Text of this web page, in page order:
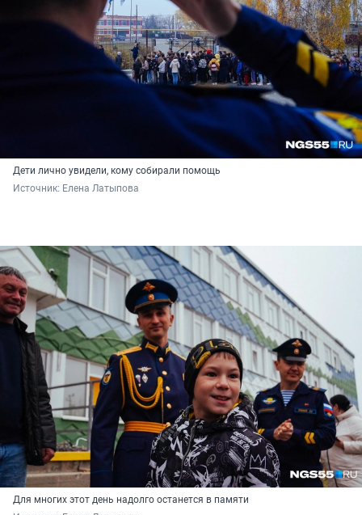
Дети лично увидели, кому собирали помощь
Источник: Елена Латыпова
Для многих этот день надолго останется в памяти